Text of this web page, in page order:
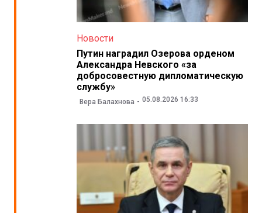
Новости
Путин наградил Озерова орденом
Александра Невского «за
добросовестную дипломатическую
службу»
Вера Балахнова 05.08.2026 16:33